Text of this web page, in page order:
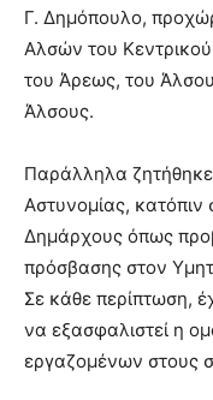
Γ. Δημόπουλο,
Αλσών του
του Άρεως, του
Άλσους.
Παράλληλα
Αστυνομίας,
Δημάρχους όπως
πρόσβασης στον
Σε κάθε περίπτωση,
να εξασφαλιστεί η
εργαζομένων στους